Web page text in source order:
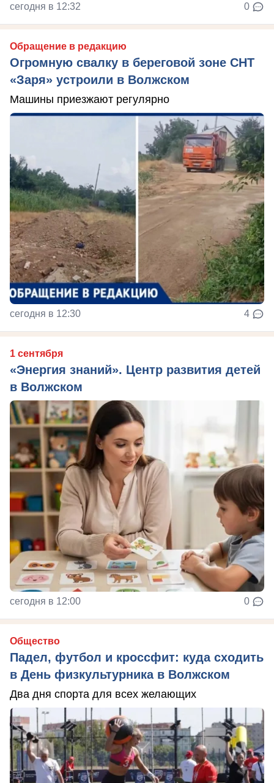
сегодня в 12:32 0
Обращение в редакцию
Огромную свалку в береговой зоне СНТ
«Заря» устроили в Волжском
Машины приезжают регулярно
сегодня в 12:30 4
1 сентября
«Энергия знаний». Центр развития детей
в Волжском
сегодня в 12:00 0
Общество
Падел, футбол и кроссфит: куда сходить
в День физкультурника в Волжском
Два дня спорта для всех желающих